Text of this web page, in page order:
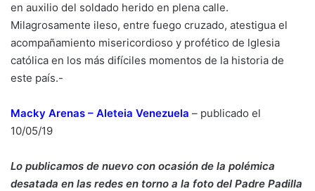
en auxilio del soldado herido en plena calle.
Milagrosamente ileso, entre fuego cruzado, atestigua el
acompañamiento misericordioso y profético de lglesia
católica en los más difíciles momentos de la historia de
este país.-
Macky Arenas – Aleteia Venezuela – publicado el
10/05/19
Lo publicamos de nuevo con ocasión de la polémica
desatada en las redes en torno a la foto del Padre Padilla